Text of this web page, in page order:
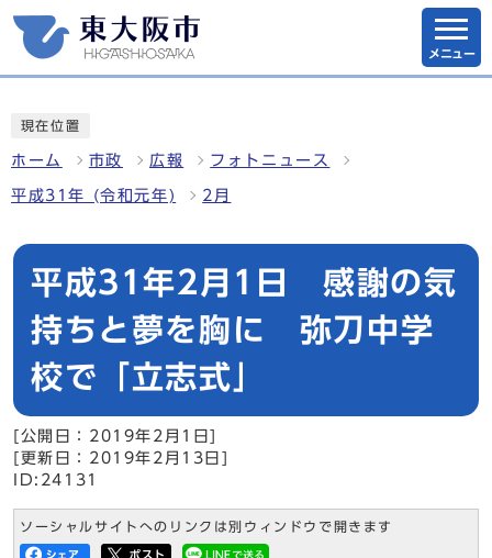
メニュー
現在位置
ホーム 市政 広報 フォトニュース
平成31年 (令和元年) 2月
平成31年2月1日 感謝の気
持ちと夢を胸に 弥刀中学
校で「立志式」
[公開日：2019年2月1日]
[更新日：2019年2月13日]
ID:24131
ソーシャルサイトへのリンクは別ウィンドウで開きます